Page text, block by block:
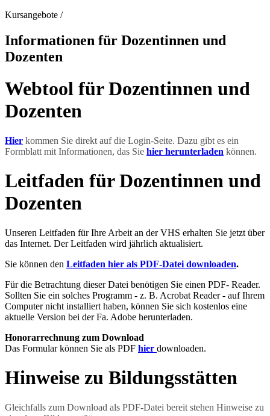
Kursangebote /
Informationen für Dozentinnen und
Dozenten
Webtool für Dozentinnen und
Dozenten
Hier kommen Sie direkt auf die Login-Seite. Dazu gibt es ein
Formblatt mit Informationen, das Sie hier herunterladen können.
Leitfaden für Dozentinnen und
Dozenten
Unseren Leitfaden für Ihre Arbeit an der VHS erhalten Sie jetzt über
das Internet. Der Leitfaden wird jährlich aktualisiert.
Sie können den Leitfaden hier als PDF-Datei downloaden.
Für die Betrachtung dieser Datei benötigen Sie einen PDF- Reader.
Sollten Sie ein solches Programm - z. B. Acrobat Reader - auf Ihrem
Computer nicht installiert haben, können Sie sich kostenlos eine
aktuelle Version bei der Fa. Adobe herunterladen.
Honorarrechnung zum Download
Das Formular können Sie als PDF hier downloaden.
Hinweise zu Bildungsstätten
Gleichfalls zum Download als PDF-Datei bereit stehen Hinweise zu